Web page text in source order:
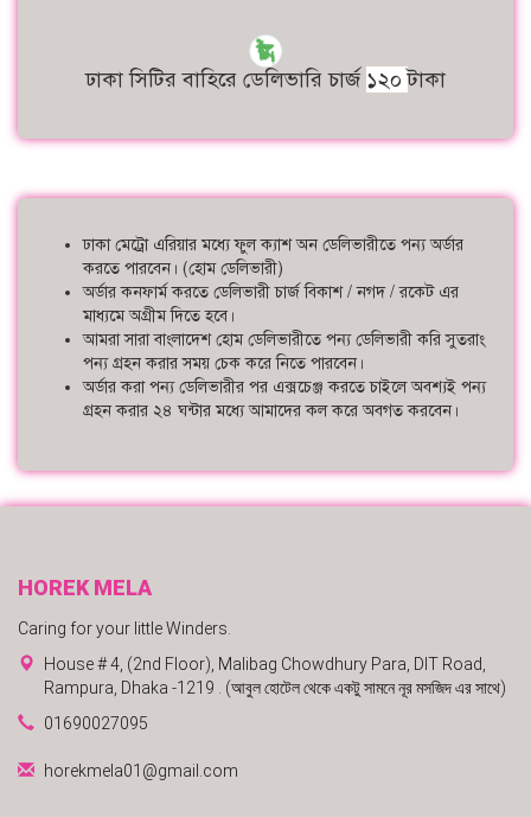
ঢাকা সিটির বাহিরে ডেলিভারি চার্জ ১২০টাকা
ঢাকা মেট্রো এরিয়ার মধ্যে ফুল ক্যাশ অন ডেলিভারীতে পন্য অর্ডার
করতে পারবেন। (হোম ডেলিভারী)
অর্ডার কনফার্ম করতে ডেলিভারী চার্জ বিকাশ / নগদ / রকেট এর
মাধ্যমে অগ্রীম দিতে হবে।
আমরা সারা বাংলাদেশ হোম ডেলিভারীতে পন্য ডেলিভারী করি সুতরাং
পন্য গ্রহন করার সময় চেক করে নিতে পারবেন।
অর্ডার করা পন্য ডেলিভারীর পর এক্সচেঞ্জ করতে চাইলে অবশ্যই পন্য
গ্রহন করার ২৪ ঘন্টার মধ্যে আমাদের কল করে অবগত করবেন।
HOREK MELA
Caring for your little Winders.
House # 4, (2nd Floor), Malibag Chowdhury Para, DIT Road,
Rampura, Dhaka -1219 . (আবুল হোটেল থেকে একটু সামনে নূর মসজিদ এর সাথে)
01690027095
horekmela01@gmail.com